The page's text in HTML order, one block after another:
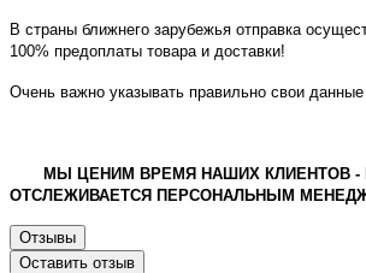
В страны ближнего зарубежья отправка
100% предоплаты товара и доставки!
Очень важно указывать правильно свои
МЫ ЦЕНИМ ВРЕМЯ НАШИХ КЛИЕНТОВ -
ОТСЛЕЖИВАЕТСЯ ПЕРСОНАЛЬНЫМ
Отзывы
Оставить отзыв